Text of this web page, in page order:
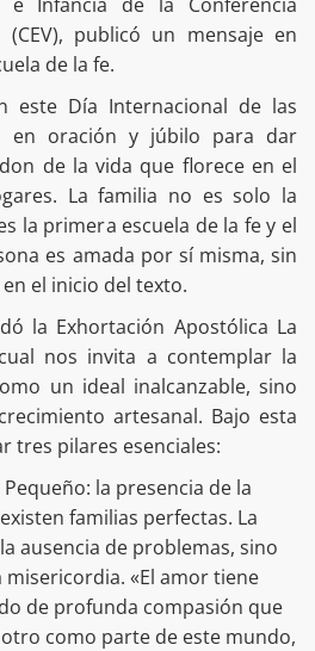
(CEV), publicó un mensaje en
de la fe.
este Día Internacional de las
en oración y júbilo para dar
de la vida que florece en el
La familia no es solo la
la primera escuela de la fe y el
es amada por sí misma, sin
el inicio del texto.
la Exhortación Apostólica La
nos invita a contemplar la
un ideal inalcanzable, sino
artesanal. Bajo esta
tres pilares esenciales:
la presencia de la
familias perfectas. La
ausencia de problemas, sino
misericordia. «El amor tiene
de profunda compasión que
como parte de este mundo,